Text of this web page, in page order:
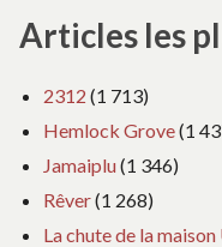
Articles les
2312 (1 713)
Hemlock Grove(1
Jamaiplu(1 346)
Rêver(1 268)
La chute de la maison